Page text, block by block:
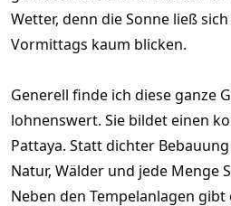
Wetter, denn die Sonne ließ
Vormittags kaum blicken.
Generell finde ich diese ganze
lohnenswert. Sie bildet einen
Pattaya. Statt dichter
Natur, Wälder und jede Menge
Neben den Tempelanlagen